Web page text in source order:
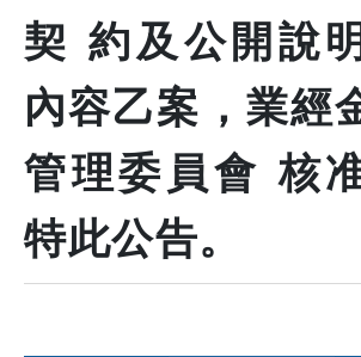
契 約及公開說
內容乙案，業經
管理委員會 核
特此公告。